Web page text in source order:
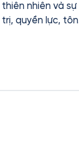
nhiên và sự
chỉ như hạt